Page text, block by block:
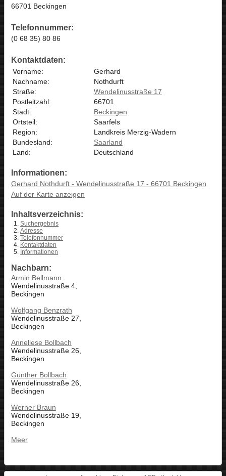
66701 Beckingen
Telefonnummer:
(0 68 35) 80 86
Kontaktdaten:
Vorname:
Gerhard
Nachname:
Nothdurft
Straße:
Wendelinusstraße 17
Postleitzahl:
66701
Stadt:
Beckingen
Ortsteil:
Saarfels
Region:
Landkreis Merzig-Wadern
Bundesland:
Saarland
Land:
Deutschland
Informationen:
Gerhard Nothdurft - Wendelinusstraße 17 - 66701 Beckingen
Auf der Karte anzeigen
Inhaltsverzeichnis:
Suchergebnis
Adresse
Telefonnummer
Kontaktdaten
Informationen
Nachbarn:
Armin Bellmann
Wendelinusstraße 4,
Beckingen
Wolfgang Benzrath
Wendelinusstraße 27,
Beckingen
Anneliese Bollbach
Wendelinusstraße 26,
Beckingen
Günther Bollbach
Wendelinusstraße 26,
Beckingen
Werner Braun
Wendelinusstraße 19,
Beckingen
Meer